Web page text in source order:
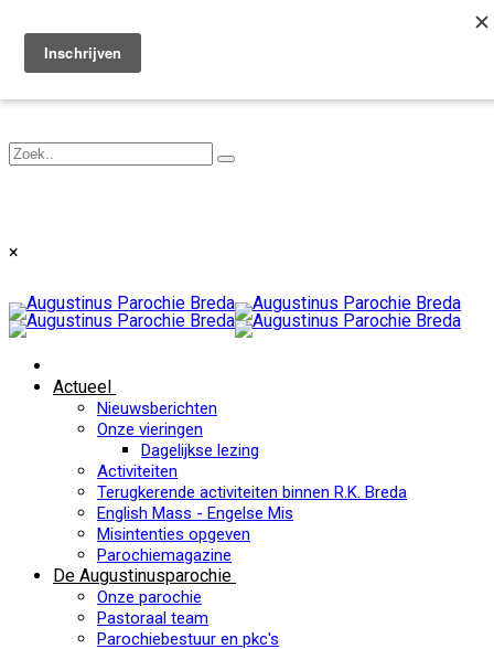
Toggle navigation
×
Actueel
Nieuwsberichten
Onze vieringen
Dagelijkse lezing
Activiteiten
Terugkerende activiteiten binnen R.K. Breda
English Mass - Engelse Mis
Misintenties opgeven
Parochiemagazine
De Augustinusparochie
Onze parochie
Pastoraal team
Parochiebestuur en pkc's